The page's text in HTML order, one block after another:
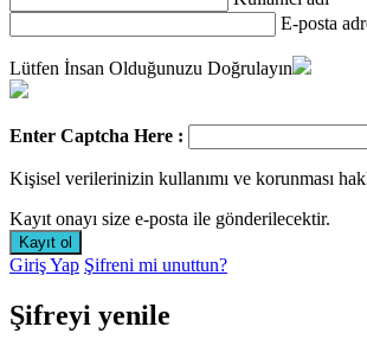
E-posta
Lütfen İnsan Olduğunuzu Doğrulayın
Enter Captcha Here :
Kişisel verilerinizin kullanımı ve korunması
Kayıt onayı size e-posta ile gönderilecektir.
Giriş Yap Şifreni mi unuttun?
Şifreyi yenile